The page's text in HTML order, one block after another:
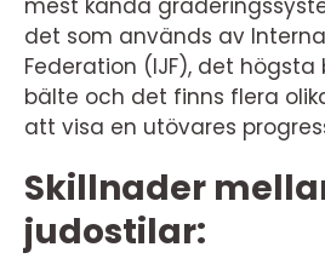
det som används av
Federation (IJF), det
bälte och det finns flera
att visa en utövares
Skillnader
judostilar: